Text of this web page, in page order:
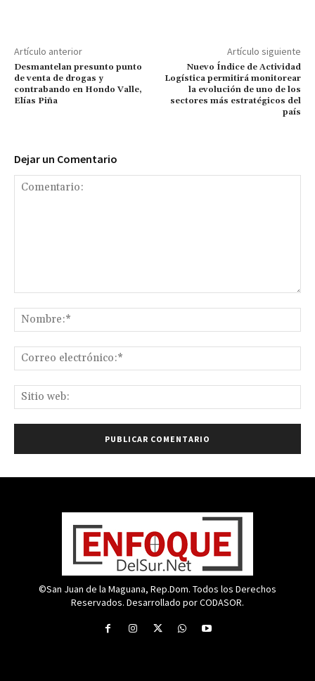
Artículo anterior
Desmantelan presunto punto
de venta de drogas y
contrabando en Hondo Valle,
Elías Piña
Artículo siguiente
Nuevo Índice de Actividad
Logística permitirá monitorear
la evolución de uno de los
sectores más estratégicos del
país
Dejar un Comentario
©San Juan de la Maguana, Rep.Dom. Todos los Derechos
Reservados. Desarrollado por CODASOR.